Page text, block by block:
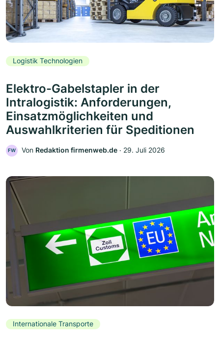
Logistik Technologien
Elektro-Gabelstapler in der
Intralogistik: Anforderungen,
Einsatzmöglichkeiten und
Auswahlkriterien für Speditionen
FW Von Redaktion firmenweb.de ‧ 29. Juli 2026
Internationale Transporte